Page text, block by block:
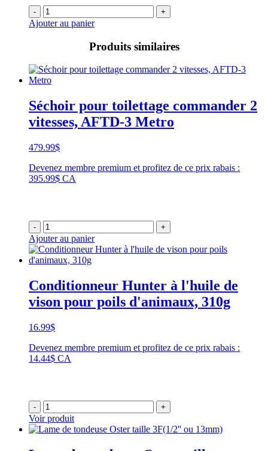
- +
Ajouter au panier
Produits similaires
Séchoir pour toilettage commander 2
vitesses, AFTD-3 Metro
479.99$
Devenez membre premium et profitez de ce prix rabais :
395.99$ CA
- +
Ajouter au panier
Conditionneur Hunter à l'huile de
vison pour poils d'animaux, 310g
16.99$
Devenez membre premium et profitez de ce prix rabais :
14.44$ CA
- +
Voir produit